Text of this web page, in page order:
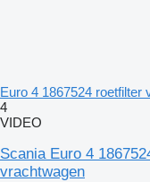
Euro 4 1867524 roetfilter
4
VIDEO
Scania Euro 4
vrachtwagen